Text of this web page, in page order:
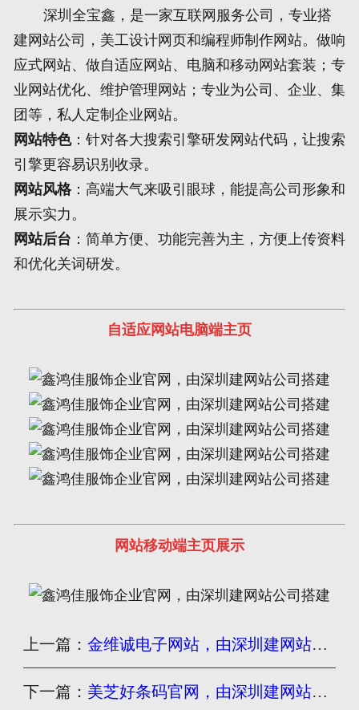
文本地图
深圳全宝鑫，是一家互联网服务公司，专业搭
建网站公司，美工设计网页和编程师制作网站。做响
应式网站、做自适应网站、电脑和移动网站套装；专
业网站优化、维护管理网站；专业为公司、企业、集
团等，私人定制企业网站。
网站特色：针对各大搜索引擎研发网站代码，让搜索
引擎更容易识别收录。
网站风格：高端大气来吸引眼球，能提高公司形象和
展示实力。
网站后台 ：简单方便、功能完善为主，方便上传资料
和优化关词研发。
自适应网站电脑端主页
网站移动端主页展示
上一篇：金维诚电子网站，由深圳建网站公司搭建自适应网站
下一篇： 美芝好条码官网，由深圳建网站公司搭建自适应网站